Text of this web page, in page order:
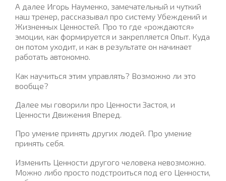
А далее Игорь Науменко, замечательный и чуткий
наш тренер, рассказывал про систему Убеждений и
Жизненных Ценностей. Про то где «рождаются»
эмоции, как формируется и закрепляется Опыт. Куда
он потом уходит, и как в результате он начинает
работать автономно.
Как научиться этим управлять? Возможно ли это
вообще?
Далее мы говорили про Ценности Застоя, и
Ценности Движения Вперед.
Про умение принять других людей. Про умение
принять себя.
Изменить Ценности другого человека невозможно.
Можно либо просто подстроиться под его Ценности,